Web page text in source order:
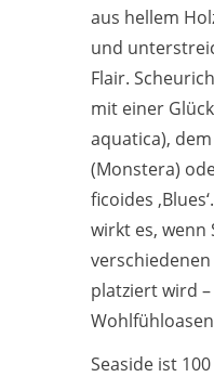
aus hellem
und
Flair.
mit einer
aquatica),
(Monstera)
ficoides
wirkt es, wenn
platziert wird
Seaside ist